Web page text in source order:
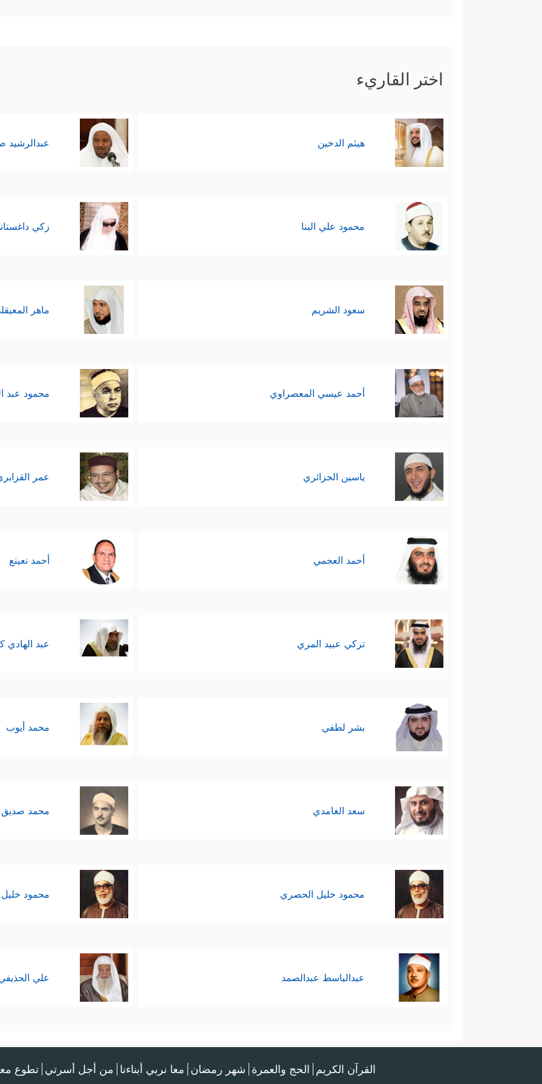
خامسًا: في مُقابِل هذه التوجيهات المُفصَّلَة للذين آمنوا، يأتي بيان حال الكافرين
ٱلۡهُدَىٰ لَن یَضُرُّواْ ٱللَّهَ شَیۡـࣰٔا وَسَیُحۡبِطُ أَعۡمَـٰلَهُمۡ﴾
﴿إِنَّ ٱلَّذِینَ كَفَرُواْ وَصَدُّواْ عَن سَبِیلِ ٱللَّهِ ثُمَّ مَاتُواْ وَهُمۡ كُفَّارࣱ فَلَن
ويلحظ هنا تأكيد القرآن ربط الكفر بالله بجريمة الصدِّ عن سبيل الله، في إشارةٍ أنّ
كالصناعة، والزراعة، والتجارة، والمصالِح العامة.
اختر القاريء
هيثم الدخين عبدالرشيد
محمود علي البنا زكي
سعود الشريم ماهر
أحمد عيسي المعصراوي محمود عبد
ياسين الجزائري عمر
أحمد العجمي أحمد نعينع
تركي عبيد المري عبد الهادي
بشر لطفي محمد أيوب
سعد الغامدي محمد صديق
محمود خليل الحصري محمود
عبدالباسط عبدالصمد علي
القرآن الكريم الحج والعمرة شهر رمضان معا نربي أبناءنا من أجل أسرتي تطوع